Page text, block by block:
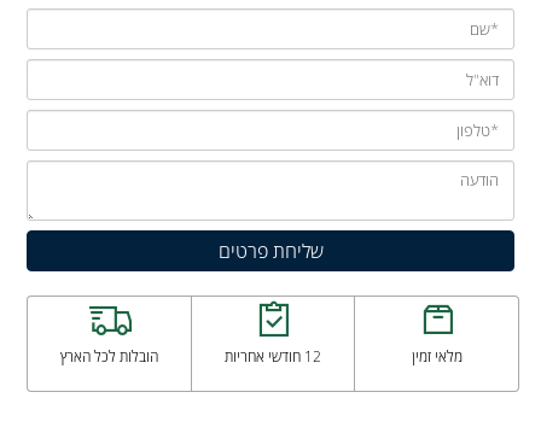
מלאי זמין 12 חודשי אחריות הובלות לכל הארץ